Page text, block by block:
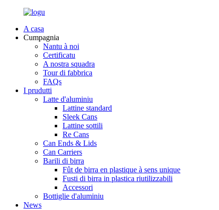
A casa
Cumpagnia
Nantu à noi
Certificatu
A nostra squadra
Tour di fabbrica
FAQs
I prudutti
Latte d'aluminiu
Lattine standard
Sleek Cans
Lattine sottili
Re Cans
Can Ends & Lids
Can Carriers
Barili di birra
Fût de birra en plastique à sens unique
Fusti di birra in plastica riutilizzabili
Accessori
Bottiglie d'aluminiu
News